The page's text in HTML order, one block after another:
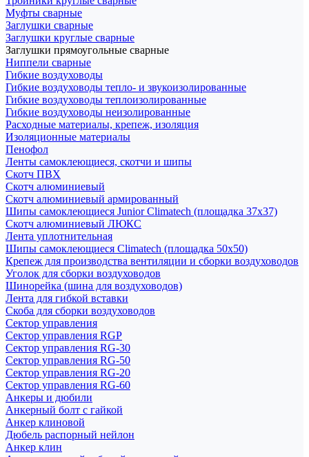
Муфты сварные
Заглушки сварные
Заглушки круглые сварные
Заглушки прямоугольные сварные
Ниппели сварные
Гибкие воздуховоды
Гибкие воздуховоды тепло- и звукоизолированные
Гибкие воздуховоды теплоизолированные
Гибкие воздуховоды неизолированные
Расходные материалы, крепеж, изоляция
Изоляционные материалы
Пенофол
Ленты самоклеющиеся, скотчи и шипы
Скотч ПВХ
Скотч алюминиевый
Скотч алюминиевый армированный
Шипы самоклеющиеся Junior Climatech (площадка 37х37)
Скотч алюминиевый ЛЮКС
Лента уплотнительная
Шипы самоклеющиеся Climatech (площадка 50х50)
Крепеж для производства вентиляции и сборки воздуховодов
Уголок для сборки воздуховодов
Шинорейка (шина для воздуховодов)
Лента для гибкой вставки
Скоба для сборки воздуховодов
Сектор управления
Сектор управления RGP
Сектор управления RG-30
Сектор управления RG-50
Сектор управления RG-20
Сектор управления RG-60
Анкеры и дюбили
Анкерный болт с гайкой
Анкер клиновой
Дюбель распорный нейлон
Анкер клин